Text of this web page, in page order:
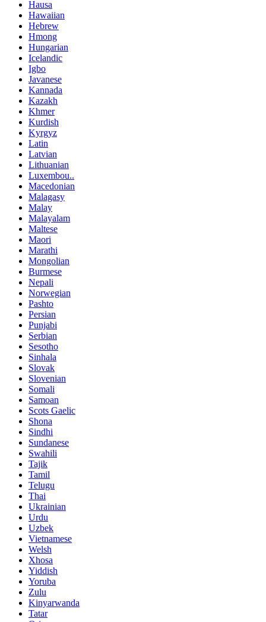
Hausa
Hawaiian
Hebrew
Hmong
Hungarian
Icelandic
Igbo
Javanese
Kannada
Kazakh
Khmer
Kurdish
Kyrgyz
Latin
Latvian
Lithuanian
Luxembou..
Macedonian
Malagasy
Malay
Malayalam
Maltese
Maori
Marathi
Mongolian
Burmese
Nepali
Norwegian
Pashto
Persian
Punjabi
Serbian
Sesotho
Sinhala
Slovak
Slovenian
Somali
Samoan
Scots Gaelic
Shona
Sindhi
Sundanese
Swahili
Tajik
Tamil
Telugu
Thai
Ukrainian
Urdu
Uzbek
Vietnamese
Welsh
Xhosa
Yiddish
Yoruba
Zulu
Kinyarwanda
Tatar